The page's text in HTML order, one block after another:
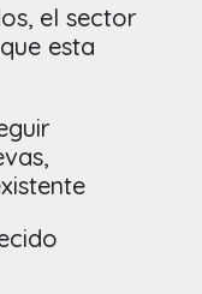
el sector
esta